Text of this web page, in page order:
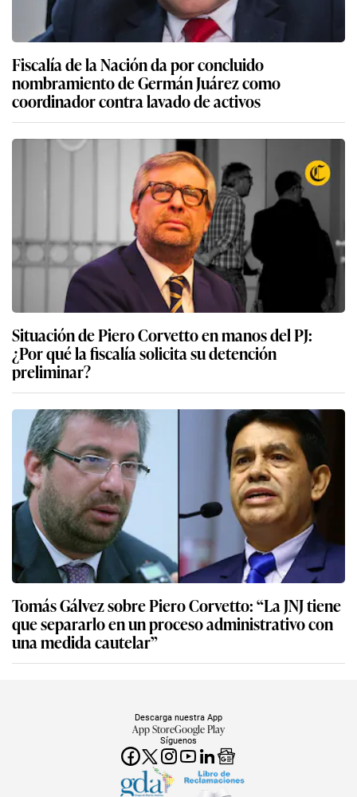
Fiscalía de la Nación da por concluido
nombramiento de Germán Juárez como
coordinador contra lavado de activos
Situación de Piero Corvetto en manos del PJ:
¿Por qué la fiscalía solicita su detención
preliminar?
Tomás Gálvez sobre Piero Corvetto: “La JNJ tiene
que separarlo en un proceso administrativo con
una medida cautelar”
Síguenos
Descarga nuestra App
App StoreGoogle Play